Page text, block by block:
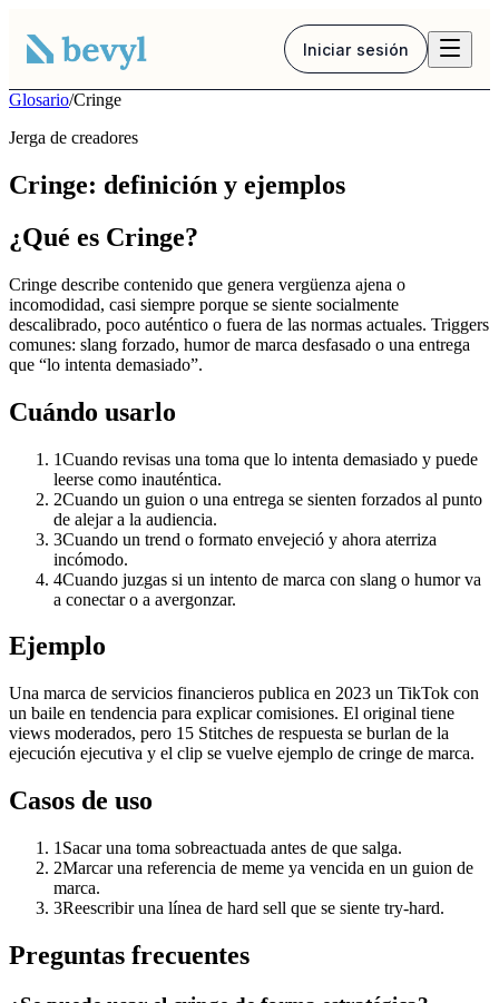
Iniciar sesión
Glosario/Cringe
Jerga de creadores
Cringe: definición y ejemplos
¿Qué es Cringe?
Cringe describe contenido que genera vergüenza ajena o
incomodidad, casi siempre porque se siente socialmente
descalibrado, poco auténtico o fuera de las normas actuales. Triggers
comunes: slang forzado, humor de marca desfasado o una entrega
que “lo intenta demasiado”.
Cuándo usarlo
1Cuando revisas una toma que lo intenta demasiado y puede
leerse como inauténtica.
2Cuando un guion o una entrega se sienten forzados al punto
de alejar a la audiencia.
3Cuando un trend o formato envejeció y ahora aterriza
incómodo.
4Cuando juzgas si un intento de marca con slang o humor va
a conectar o a avergonzar.
Ejemplo
Una marca de servicios financieros publica en 2023 un TikTok con
un baile en tendencia para explicar comisiones. El original tiene
views moderados, pero 15 Stitches de respuesta se burlan de la
ejecución ejecutiva y el clip se vuelve ejemplo de cringe de marca.
Casos de uso
1 Sacar una toma sobreactuada antes de que salga.
2Marcar una referencia de meme ya vencida en un guion de
marca.
3Reescribir una línea de hard sell que se siente try-hard.
Preguntas frecuentes